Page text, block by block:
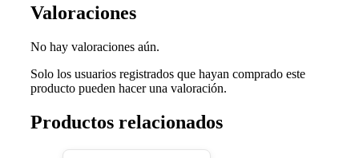
Valoraciones
No hay valoraciones aún.
Solo los usuarios registrados que hayan comprado este
producto pueden hacer una valoración.
Productos relacionados